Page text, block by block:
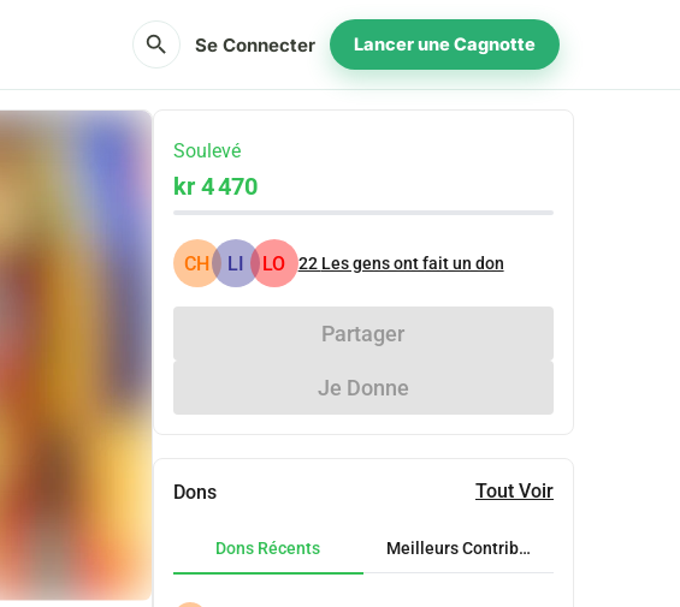
search Se Connecter Lancer une Cagnotte
Soulevé
kr 4 470
CH LI LO 22 Les gens ont fait un don
Partager
Je Donne
Dons Tout Voir
Dons Récents Meilleurs Contributeurs